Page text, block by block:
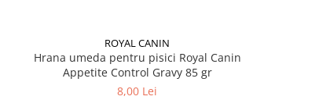
ROYAL CANIN
Hrana umeda pentru pisici Royal Canin
Appetite Control Gravy 85 gr
8,00 Lei